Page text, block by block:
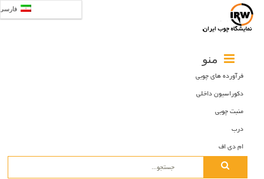
منو
فرآورده های چوبی
دکوراسیون داخلی
منبت چوبی
درب
ام دی اف
Search